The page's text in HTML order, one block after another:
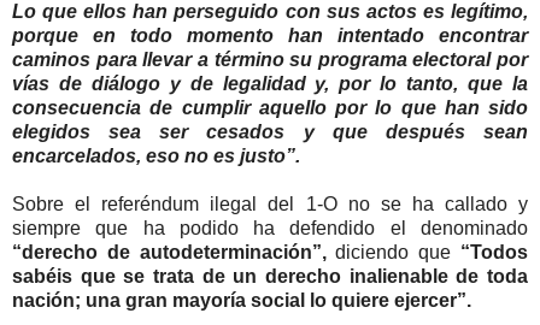
Lo que ellos han perseguido con sus actos es legítimo,
porque en todo momento han intentado encontrar
caminos para llevar a término su programa electoral por
vías de diálogo y de legalidad y, por lo tanto, que la
consecuencia de cumplir aquello por lo que han sido
elegidos sea ser cesados y que después sean
encarcelados, eso no es justo”.
Sobre el referéndum ilegal del 1-O no se ha callado y
siempre que ha podido ha defendido el denominado
“derecho de autodeterminación”,diciendo que “Todos
sabéis que se trata de un derecho inalienable de toda
nación; una gran mayoría social lo quiere ejercer”.